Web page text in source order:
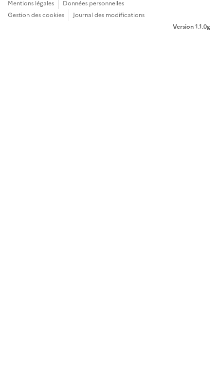
Mentions légales
Données personnelles
Gestion des cookies
Journal des modifications
Version 1.1.0g